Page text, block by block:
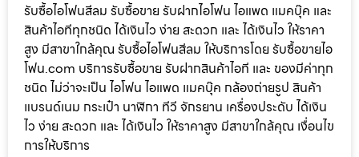
รับซื้อไอโฟนสีลม รับซื้อขาย รับฝากไอโฟน ไอแพด แมคบุ๊ค และ
สินค้าไอทีทุกชนิด ได้เงินไว ง่าย สะดวก และ ได้เงินไว ให้ราคา
สูง มีสาขาใกล้คุณ รับซื้อไอโฟนสีลม ให้บริการโดย รับซื้อขายไอ
โฟน.com บริการรับซื้อขาย รับฝากสินค้าไอที และ ของมีค่าทุก
ชนิด ไม่ว่าจะเป็น ไอโฟน ไอแพด แมคบุ๊ค กล้องถ่ายรูป สินค้า
แบรนด์เนม กระเป๋า นาฬิกา ทีวี จักรยาน เครื่องประดับ ได้เงิน
ไว ง่าย สะดวก และ ได้เงินไว ให้ราคาสูง มีสาขาใกล้คุณ เงื่อนไข
การให้บริการ